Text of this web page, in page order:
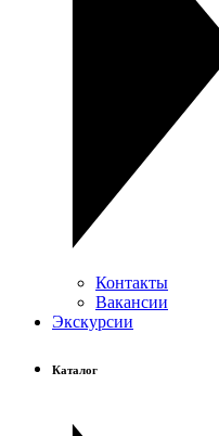
Контакты
Вакансии
Экскурсии
Каталог